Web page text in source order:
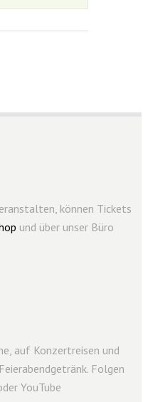
können Tickets
und über unser Büro
auf Konzertreisen und
Folgen
YouTube